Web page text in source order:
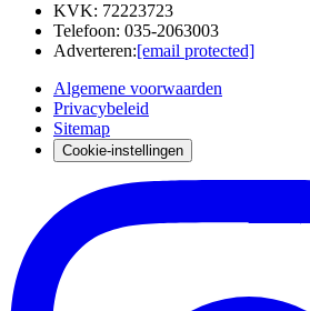
KVK: 72223723
Telefoon: 035-2063003
Adverteren:[email protected]
Algemene voorwaarden
Privacybeleid
Sitemap
Cookie-instellingen